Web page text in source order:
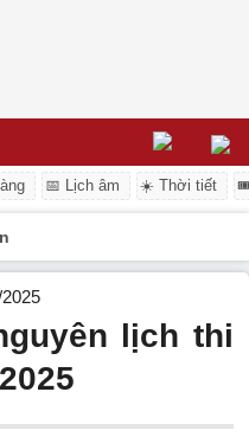
📅 Lịch âm ☀️ Thời tiết
lịch thi